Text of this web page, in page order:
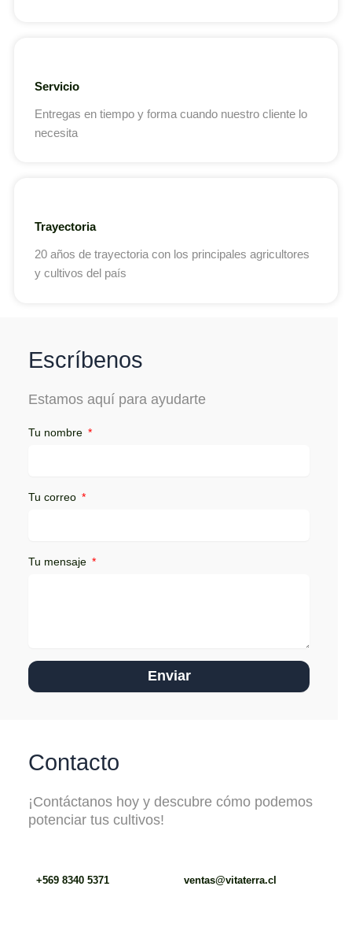
Servicio
Entregas en tiempo y forma cuando nuestro cliente lo
necesita
Trayectoria
20 años de trayectoria con los principales agricultores
y cultivos del país
Escríbenos
Estamos aquí para ayudarte
Tu nombre
Tu correo
Tu mensaje
Enviar
Contacto
¡Contáctanos hoy y descubre cómo podemos
potenciar tus cultivos!
+569 8340 5371 ventas@vitaterra.cl